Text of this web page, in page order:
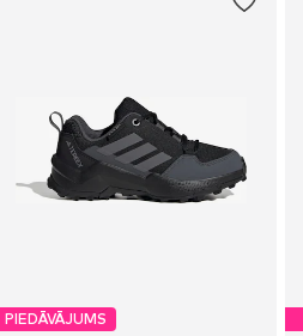
PIEDĀVĀJUMS